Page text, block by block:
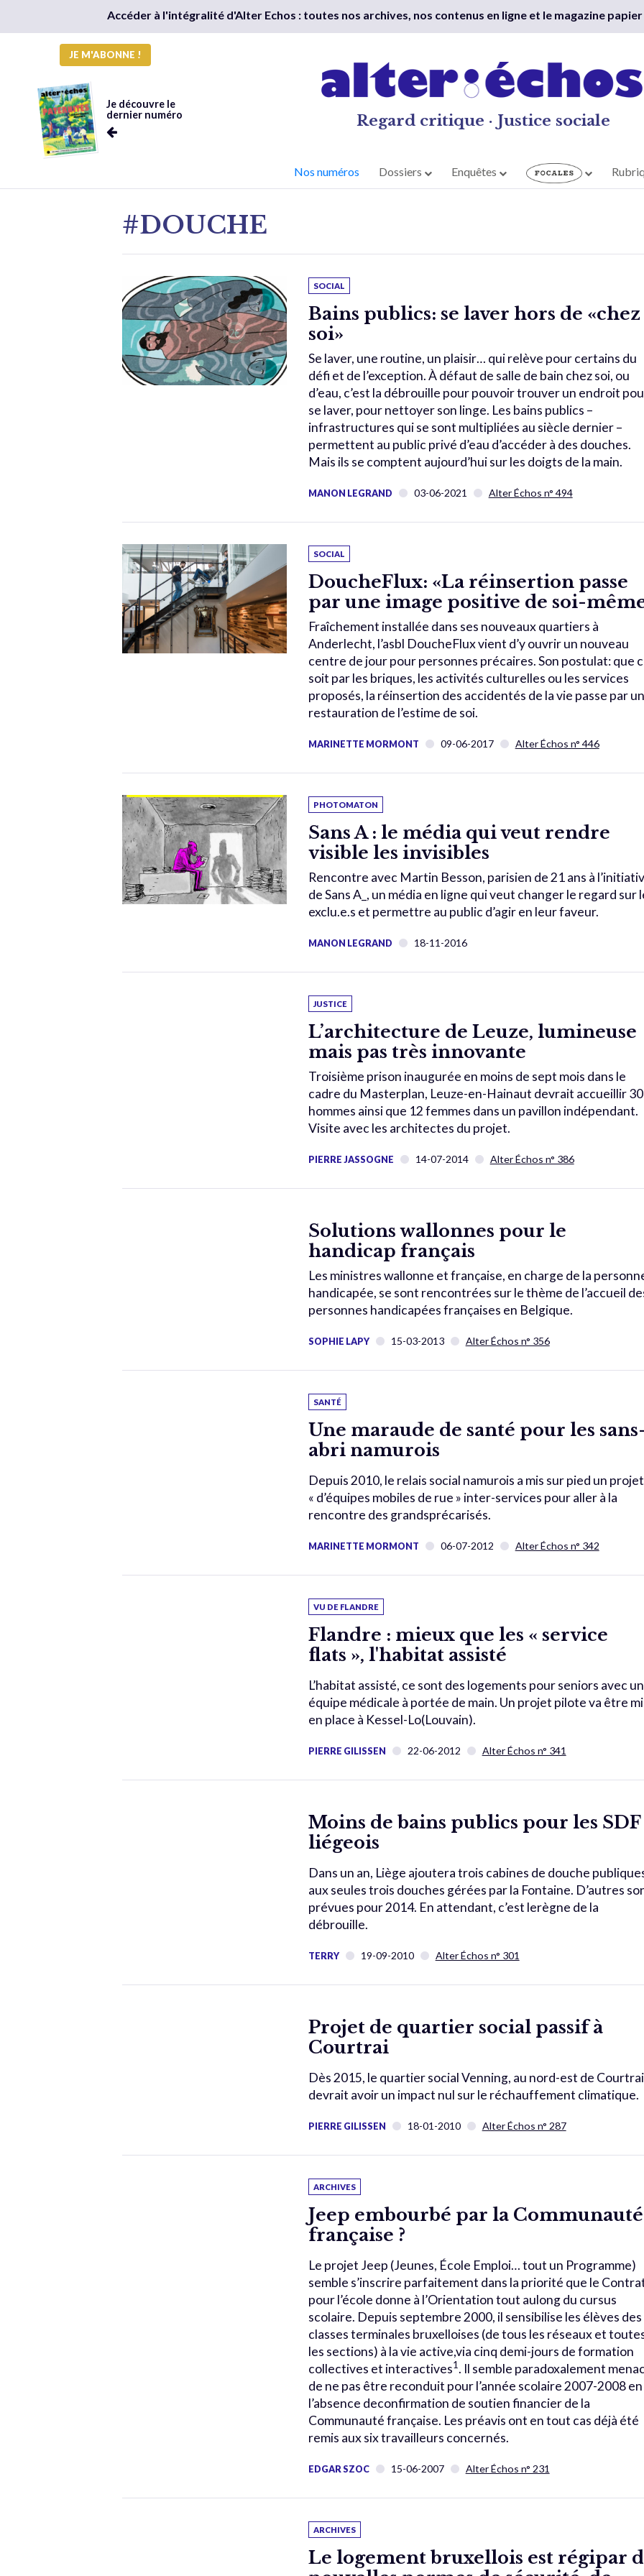
Accéder à l'intégralité d'Alter Echos : toutes nos archives, nos contenus en ligne et le magazine
JE M'ABONNE !
Je découvre le
dernier numéro
Regard critique · Justice sociale
Nos numéros Dossiers Enquêtes
#DOUCHE
SOCIAL
Bains publics: se laver hors de «chez
soi»
Se laver, une routine, un plaisir… qui relève pour certains du
défi et de l’exception. À défaut de salle de bain chez soi, ou
d’eau, c’est la débrouille pour pouvoir trouver un endroit
se laver, pour nettoyer son linge. Les bains publics –
infrastructures qui se sont multipliées au siècle dernier –
permettent au public privé d’eau d’accéder à des douches.
Mais ils se comptent aujourd’hui sur les doigts de la main.
MANON LEGRAND 03-06-2021 Alter Échos n° 494
SOCIAL
DoucheFlux: «La réinsertion passe
par une image positive de soi-
Fraîchement installée dans ses nouveaux quartiers à
Anderlecht, l’asbl DoucheFlux vient d’y ouvrir un nouveau
centre de jour pour personnes précaires. Son postulat: que
soit par les briques, les activités culturelles ou les services
proposés, la réinsertion des accidentés de la vie passe par
restauration de l’estime de soi.
MARINETTE MORMONT 09-06-2017 Alter Échos n° 446
PHOTOMATON
Sans A : le média qui veut rendre
visible les invisibles
Rencontre avec Martin Besson, parisien de 21 ans à
de Sans A_, un média en ligne qui veut changer le regard sur
exclu.e.s et permettre au public d’agir en leur faveur.
MANON LEGRAND 18-11-2016
JUSTICE
L’architecture de Leuze, lumineuse
mais pas très innovante
Troisième prison inaugurée en moins de sept mois dans le
cadre du Masterplan, Leuze-en-Hainaut devrait accueillir
hommes ainsi que 12 femmes dans un pavillon indépendant.
Visite avec les architectes du projet.
PIERRE JASSOGNE 14-07-2014 Alter Échos n° 386
Solutions wallonnes pour le
handicap français
Les ministres wallonne et française, en charge de la
handicapée, se sont rencontrées sur le thème de l’accueil
personnes handicapées françaises en Belgique.
SOPHIE LAPY 15-03-2013 Alter Échos n° 356
SANTÉ
Une maraude de santé pour les
abri namurois
Depuis 2010, le relais social namurois a mis sur pied un projet
« d’équipes mobiles de rue » inter-services pour aller à la
rencontre des grandsprécarisés.
MARINETTE MORMONT 06-07-2012 Alter Échos n° 342
VU DE FLANDRE
Flandre : mieux que les « service
flats », l'habitat assisté
L’habitat assisté, ce sont des logements pour seniors avec
équipe médicale à portée de main. Un projet pilote va être
en place à Kessel-Lo(Louvain).
PIERRE GILISSEN 22-06-2012 Alter Échos n° 341
Moins de bains publics pour les SDF
liégeois
Dans un an, Liège ajoutera trois cabines de douche
aux seules trois douches gérées par la Fontaine. D’autres
prévues pour 2014. En attendant, c’est lerègne de la
débrouille.
TERRY 19-09-2010 Alter Échos n° 301
Projet de quartier social passif à
Courtrai
Dès 2015, le quartier social Venning, au nord-est de Courtrai
devrait avoir un impact nul sur le réchauffement climatique.
PIERRE GILISSEN 18-01-2010 Alter Échos n° 287
ARCHIVES
Jeep embourbé par la Communauté
française ?
Le projet Jeep (Jeunes, École Emploi… tout un Programme)
semble s’inscrire parfaitement dans la priorité que le
pour l’école donne à l’Orientation tout aulong du cursus
scolaire. Depuis septembre 2000, il sensibilise les élèves des
classes terminales bruxelloises (de tous les réseaux et
les sections) à la vie active,via cinq demi-jours de formation
collectives et interactives1. Il semble paradoxalement
de ne pas être reconduit pour l’année scolaire 2007-2008 en
l’absence deconfirmation de soutien financier de la
Communauté française. Les préavis ont en tout cas déjà été
remis aux six travailleurs concernés.
EDGAR SZOC 15-06-2007 Alter Échos n° 231
ARCHIVES
Le logement bruxellois est régipar